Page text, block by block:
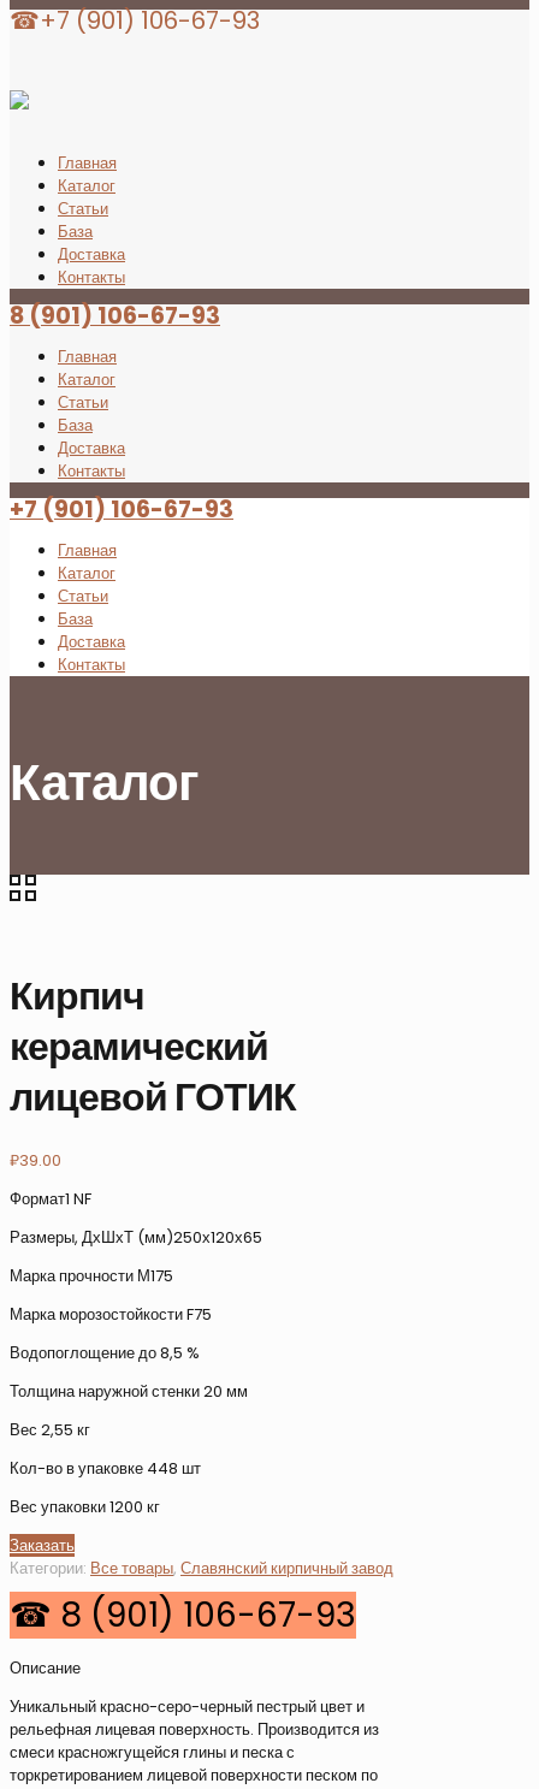
☎+7 (901) 106-67-93
Главная
Каталог
Статьи
База
Доставка
Контакты
8 (901) 106-67-93
Главная
Каталог
Статьи
База
Доставка
Контакты
+7 (901) 106-67-93
Главная
Каталог
Статьи
База
Доставка
Контакты
Каталог
Кирпич
керамический
лицевой ГОТИК
₽39.00
Формат1 NF
Размеры, ДхШхТ (мм)250х120х65
Марка прочности М175
Марка морозостойкости F75
Водопоглощение до 8,5 %
Толщина наружной стенки 20 мм
Вес 2,55 кг
Кол-во в упаковке 448 шт
Вес упаковки 1200 кг
Заказать
Категории: Все товары, Славянский кирпичный завод
Описание
Уникальный красно-серо-черный пестрый цвет и
рельефная лицевая поверхность. Производится из
смеси красножгущейся глины и песка с
торкретированием лицевой поверхности песком по